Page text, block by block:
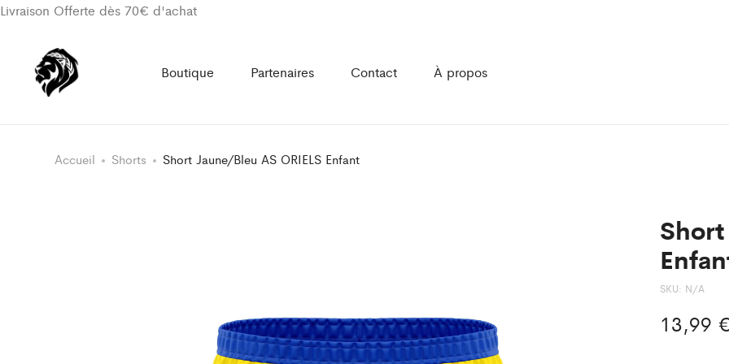
Livraison Offerte dès 70€ d'achat
Boutique Partenaires Contact À propos
Accueil Shorts Short Jaune/Bleu AS ORIELS Enfant
SKU: N/A
13,99